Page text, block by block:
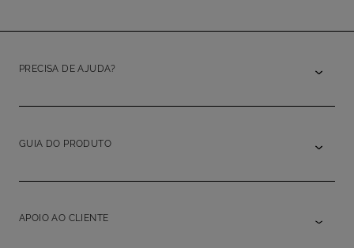
PRECISA DE AJUDA?
GUIA DO PRODUTO
APOIO AO CLIENTE